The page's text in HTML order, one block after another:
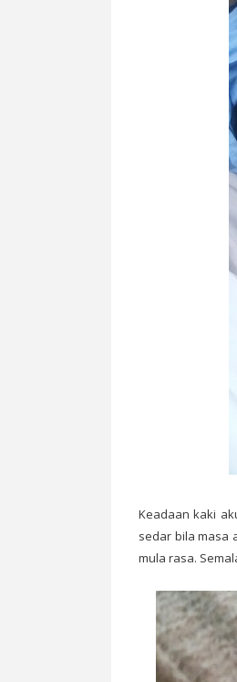
Keadaan kaki
sedar bila masa
mula rasa.